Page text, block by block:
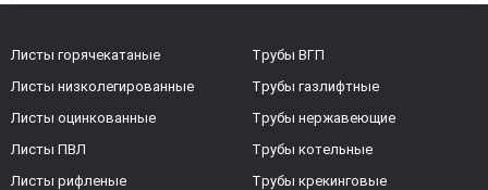
Листы горячекатаные
Листы низколегированные
Листы оцинкованные
Листы ПВЛ
Листы рифленые
Трубы ВГП
Трубы газлифтные
Трубы нержавеющие
Трубы котельные
Трубы крекинговые